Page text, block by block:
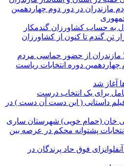
مازندران در دور دوم چهاردهمین
ریال به حساب کشاورزان گندمکار
تحویل ۸۲ هزار تن گندم تا کنون از کشاورزان
مازندران از حضور حماسی مردم
چهاردهمین دوره انتخابات ریاست
آغاز شد
برای یک انتخاب درست
فیلم داستانی ( این دست آن دست ) در
خان (حمام خویی) شهرستان ساری
پشتوانه محکم در عرصه بین
فوق حاد پرندگان در